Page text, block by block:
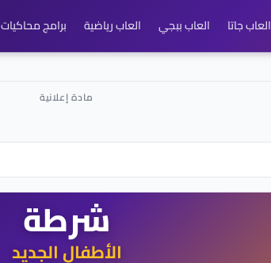
العاب جاتا العاب ببجي العاب رياضية برامج محاكيات
شرطة
الأطفال الجديد